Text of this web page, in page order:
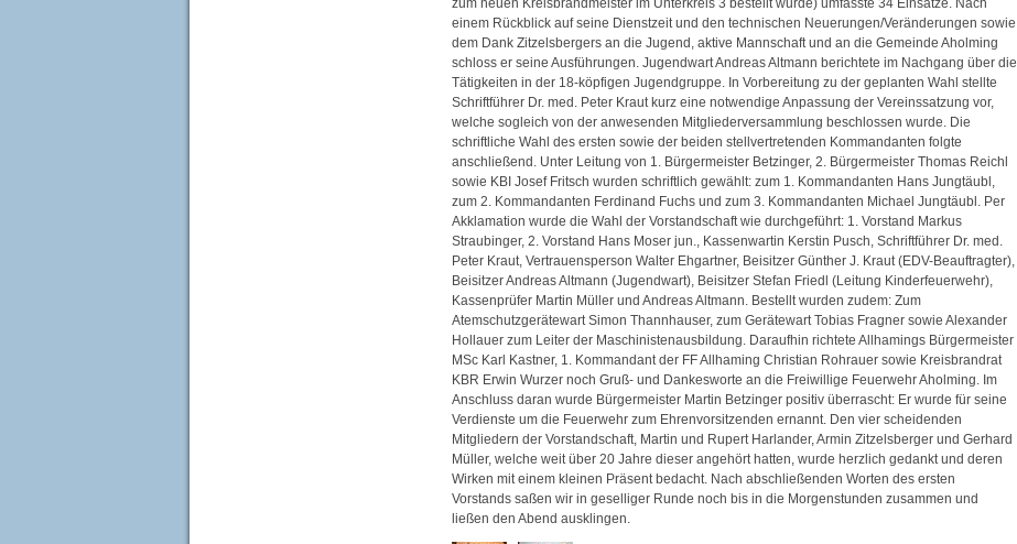
zum neuen Kreisbrandmeister im Unterkreis 3 bestellt wurde) umfasste 34 Einsätze. Nach
einem Rückblick auf seine Dienstzeit und den technischen Neuerungen/Veränderungen sowie
dem Dank Zitzelsbergers an die Jugend, aktive Mannschaft und an die Gemeinde Aholming
schloss er seine Ausführungen. Jugendwart Andreas Altmann berichtete im Nachgang über die
Tätigkeiten in der 18-köpfigen Jugendgruppe. In Vorbereitung zu der geplanten Wahl stellte
Schriftführer Dr. med. Peter Kraut kurz eine notwendige Anpassung der Vereinssatzung vor,
welche sogleich von der anwesenden Mitgliederversammlung beschlossen wurde. Die
schriftliche Wahl des ersten sowie der beiden stellvertretenden Kommandanten folgte
anschließend. Unter Leitung von 1. Bürgermeister Betzinger, 2. Bürgermeister Thomas Reichl
sowie KBI Josef Fritsch wurden schriftlich gewählt: zum 1. Kommandanten Hans Jungtäubl,
zum 2. Kommandanten Ferdinand Fuchs und zum 3. Kommandanten Michael Jungtäubl. Per
Akklamation wurde die Wahl der Vorstandschaft wie durchgeführt: 1. Vorstand Markus
Straubinger, 2. Vorstand Hans Moser jun., Kassenwartin Kerstin Pusch, Schriftführer Dr. med.
Peter Kraut, Vertrauensperson Walter Ehgartner, Beisitzer Günther J. Kraut (EDV-Beauftragter),
Beisitzer Andreas Altmann (Jugendwart), Beisitzer Stefan Friedl (Leitung Kinderfeuerwehr),
Kassenprüfer Martin Müller und Andreas Altmann. Bestellt wurden zudem: Zum
Atemschutzgerätewart Simon Thannhauser, zum Gerätewart Tobias Fragner sowie Alexander
Hollauer zum Leiter der Maschinistenausbildung. Daraufhin richtete Allhamings Bürgermeister
MSc Karl Kastner, 1. Kommandant der FF Allhaming Christian Rohrauer sowie Kreisbrandrat
KBR Erwin Wurzer noch Gruß- und Dankesworte an die Freiwillige Feuerwehr Aholming. Im
Anschluss daran wurde Bürgermeister Martin Betzinger positiv überrascht: Er wurde für seine
Verdienste um die Feuerwehr zum Ehrenvorsitzenden ernannt. Den vier scheidenden
Mitgliedern der Vorstandschaft, Martin und Rupert Harlander, Armin Zitzelsberger und Gerhard
Müller, welche weit über 20 Jahre dieser angehört hatten, wurde herzlich gedankt und deren
Wirken mit einem kleinen Präsent bedacht. Nach abschließenden Worten des ersten
Vorstands saßen wir in geselliger Runde noch bis in die Morgenstunden zusammen und
ließen den Abend ausklingen.